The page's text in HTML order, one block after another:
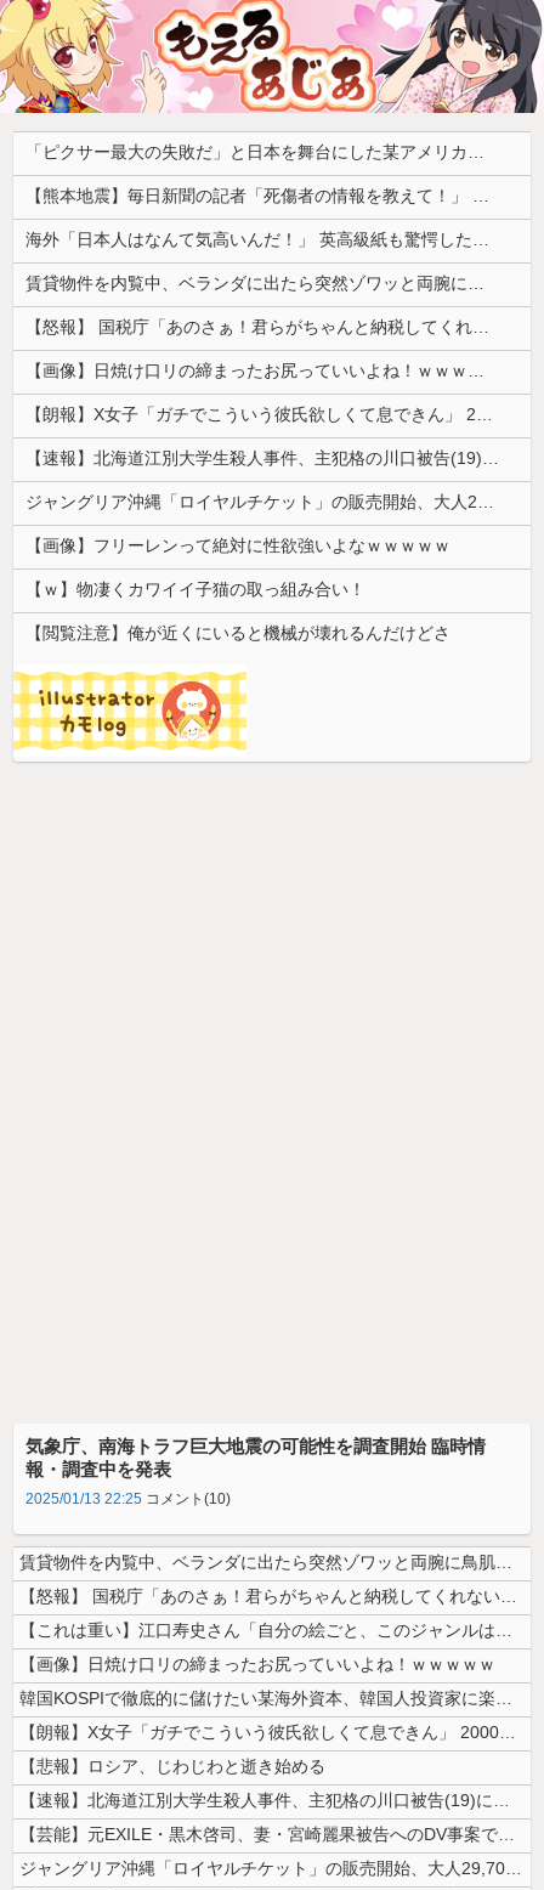
「ピクサー最大の失敗だ」と日本を舞台にした某アメリカ産アニメが話題に、日本と韓国の両方に失礼すぎるわ……
【熊本地震】毎日新聞の記者「死傷者の情報を教えて！」 → 企業「個人情報は控えます！」 → 記「年代は？特定につながらないでしょ？教えてよ？教えてよ？」
海外「日本人はなんて気高いんだ！」 英高級紙も驚愕した極限の中の日本人の姿に世界が衝撃
賃貸物件を内覧中、ベランダに出たら突然ゾワッと両腕に鳥肌が出た。「やっぱりこの部屋嫌だ」と思った瞬間、体が前にドンッと突き飛ばされて…
【怒報】 国税庁「あのさぁ！君らがちゃんと納税してくれないとこうなっちゃうけどどうする？！」←これw w w w w w w w
【画像】日焼け口リの締まったお尻っていいよね！ｗｗｗｗｗ
【朗報】X女子「ガチでこういう彼氏欲しくて息できん」 2000万バズ
【速報】北海道江別大学生殺人事件、主犯格の川口被告(19)に無期懲役の判決
ジャングリア沖縄「ロイヤルチケット」の販売開始、大人29,700円にｗｗｗｗｗｗｗｗｗ
【画像】フリーレンって絶対に性欲強いよなｗｗｗｗｗ
【ｗ】物凄くカワイイ子猫の取っ組み合い！
【閲覧注意】俺が近くにいると機械が壊れるんだけどさ
気象庁、南海トラフ巨大地震の可能性を調査開始 臨時情
報・調査中を発表
2025/01/13 22:25 コメント(10)
賃貸物件を内覧中、ベランダに出たら突然ゾワッと両腕に鳥肌が出た。「やっ...
【怒報】 国税庁「あのさぁ！君らがちゃんと納税してくれないとこうなっち...
【これは重い】江口寿史さん「自分の絵ごと、このジャンルはそろそろ終わり...
【画像】日焼け口リの締まったお尻っていいよね！ｗｗｗｗｗ
韓国KOSPIで徹底的に儲けたい某海外資本、韓国人投資家に楽観的すぎる...
【朗報】X女子「ガチでこういう彼氏欲しくて息できん」 2000万バズ
【悲報】ロシア、じわじわと逝き始める
【速報】北海道江別大学生殺人事件、主犯格の川口被告(19)に無期懲役の...
【芸能】元EXILE・黒木啓司、妻・宮崎麗果被告へのDV事案で逮捕され...
ジャングリア沖縄「ロイヤルチケット」の販売開始、大人29,700円にｗ...